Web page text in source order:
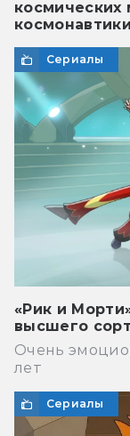
космических
космонавтики
Сериалы
«Рик и
высшего
Очень
лет
Сериалы